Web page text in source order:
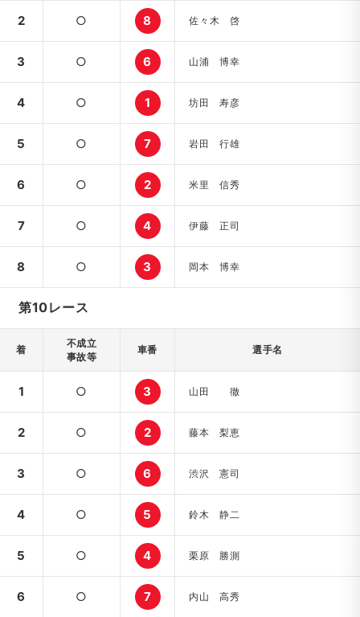
2 ○ 8 佐々木 啓
3 ○ 6 山浦 博幸
4 ○ 1 坊田 寿彦
5 ○ 7 岩田 行雄
6 ○ 2 米里 信秀
7 ○ 4 伊藤 正司
8 ○ 3 岡本 博幸
第10レース
着
不成立
事故等
車番 選手名
1 ○ 3 山田 徹
2 ○ 2 藤本 梨恵
3 ○ 6 渋沢 憲司
4 ○ 5 鈴木 静二
5 ○ 4 栗原 勝測
6 ○ 7 内山 高秀